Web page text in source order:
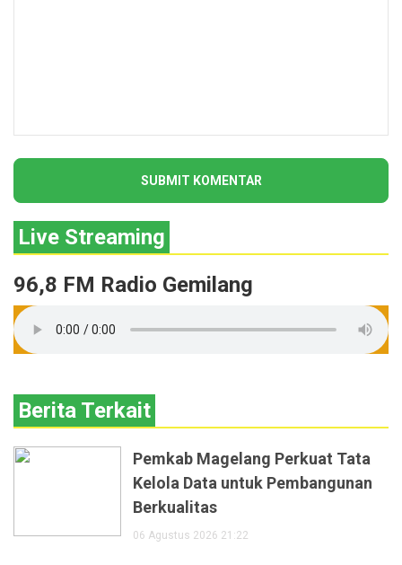
Live Streaming
96,8 FM Radio Gemilang
Berita Terkait
Pemkab Magelang Perkuat Tata
Kelola Data untuk Pembangunan
Berkualitas
06 Agustus 2026 21:22